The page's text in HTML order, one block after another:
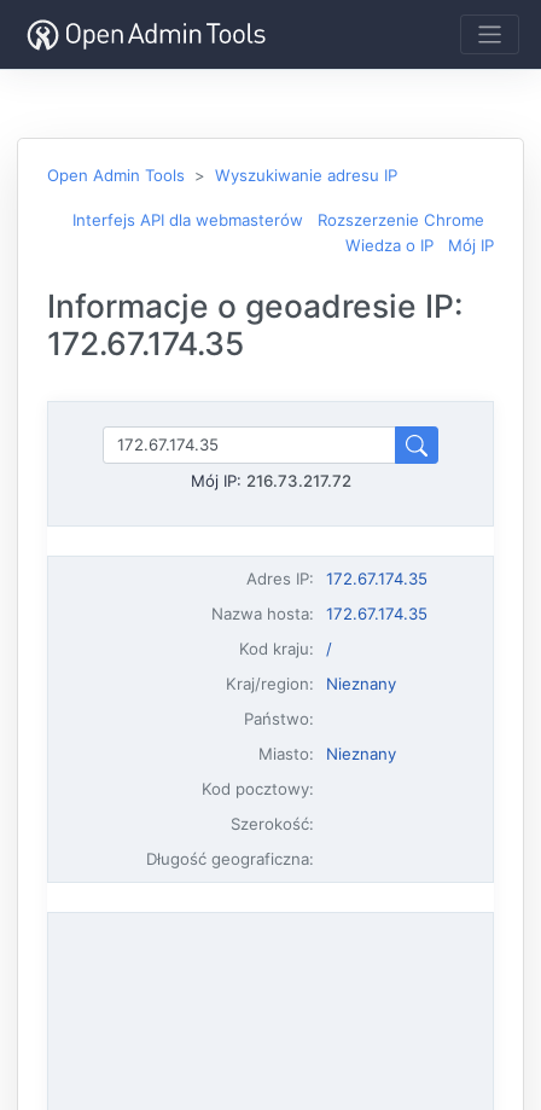
Open Admin Tools Wyszukiwanie adresu IP
Interfejs API dla webmasterów
Rozszerzenie Chrome
Wiedza o IP
Mój IP
Informacje o geoadresie IP:
172.67.174.35
Mój IP: 216.73.217.72
Adres IP:
172.67.174.35
Nazwa hosta:
172.67.174.35
Kod kraju:
/
Kraj/region:
Nieznany
Państwo:
Miasto:
Nieznany
Kod pocztowy:
Szerokość:
Długość geograficzna: